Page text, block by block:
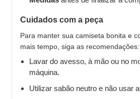
Cuidados com a peça
Para manter sua camiseta bonita e
mais tempo, siga as recomendações:
Lavar do avesso, à mão ou no
máquina.
Utilizar sabão neutro e não usar